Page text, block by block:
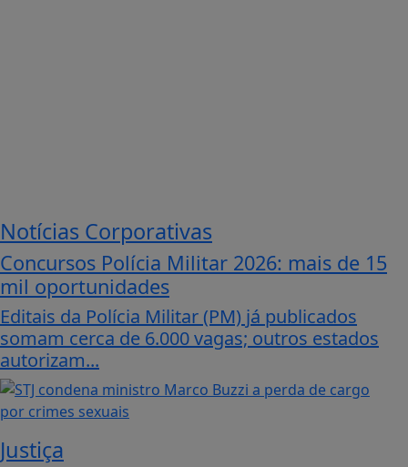
Notícias Corporativas
Concursos Polícia Militar 2026: mais de 15
mil oportunidades
Editais da Polícia Militar (PM) já publicados
somam cerca de 6.000 vagas; outros estados
autorizam...
Justiça